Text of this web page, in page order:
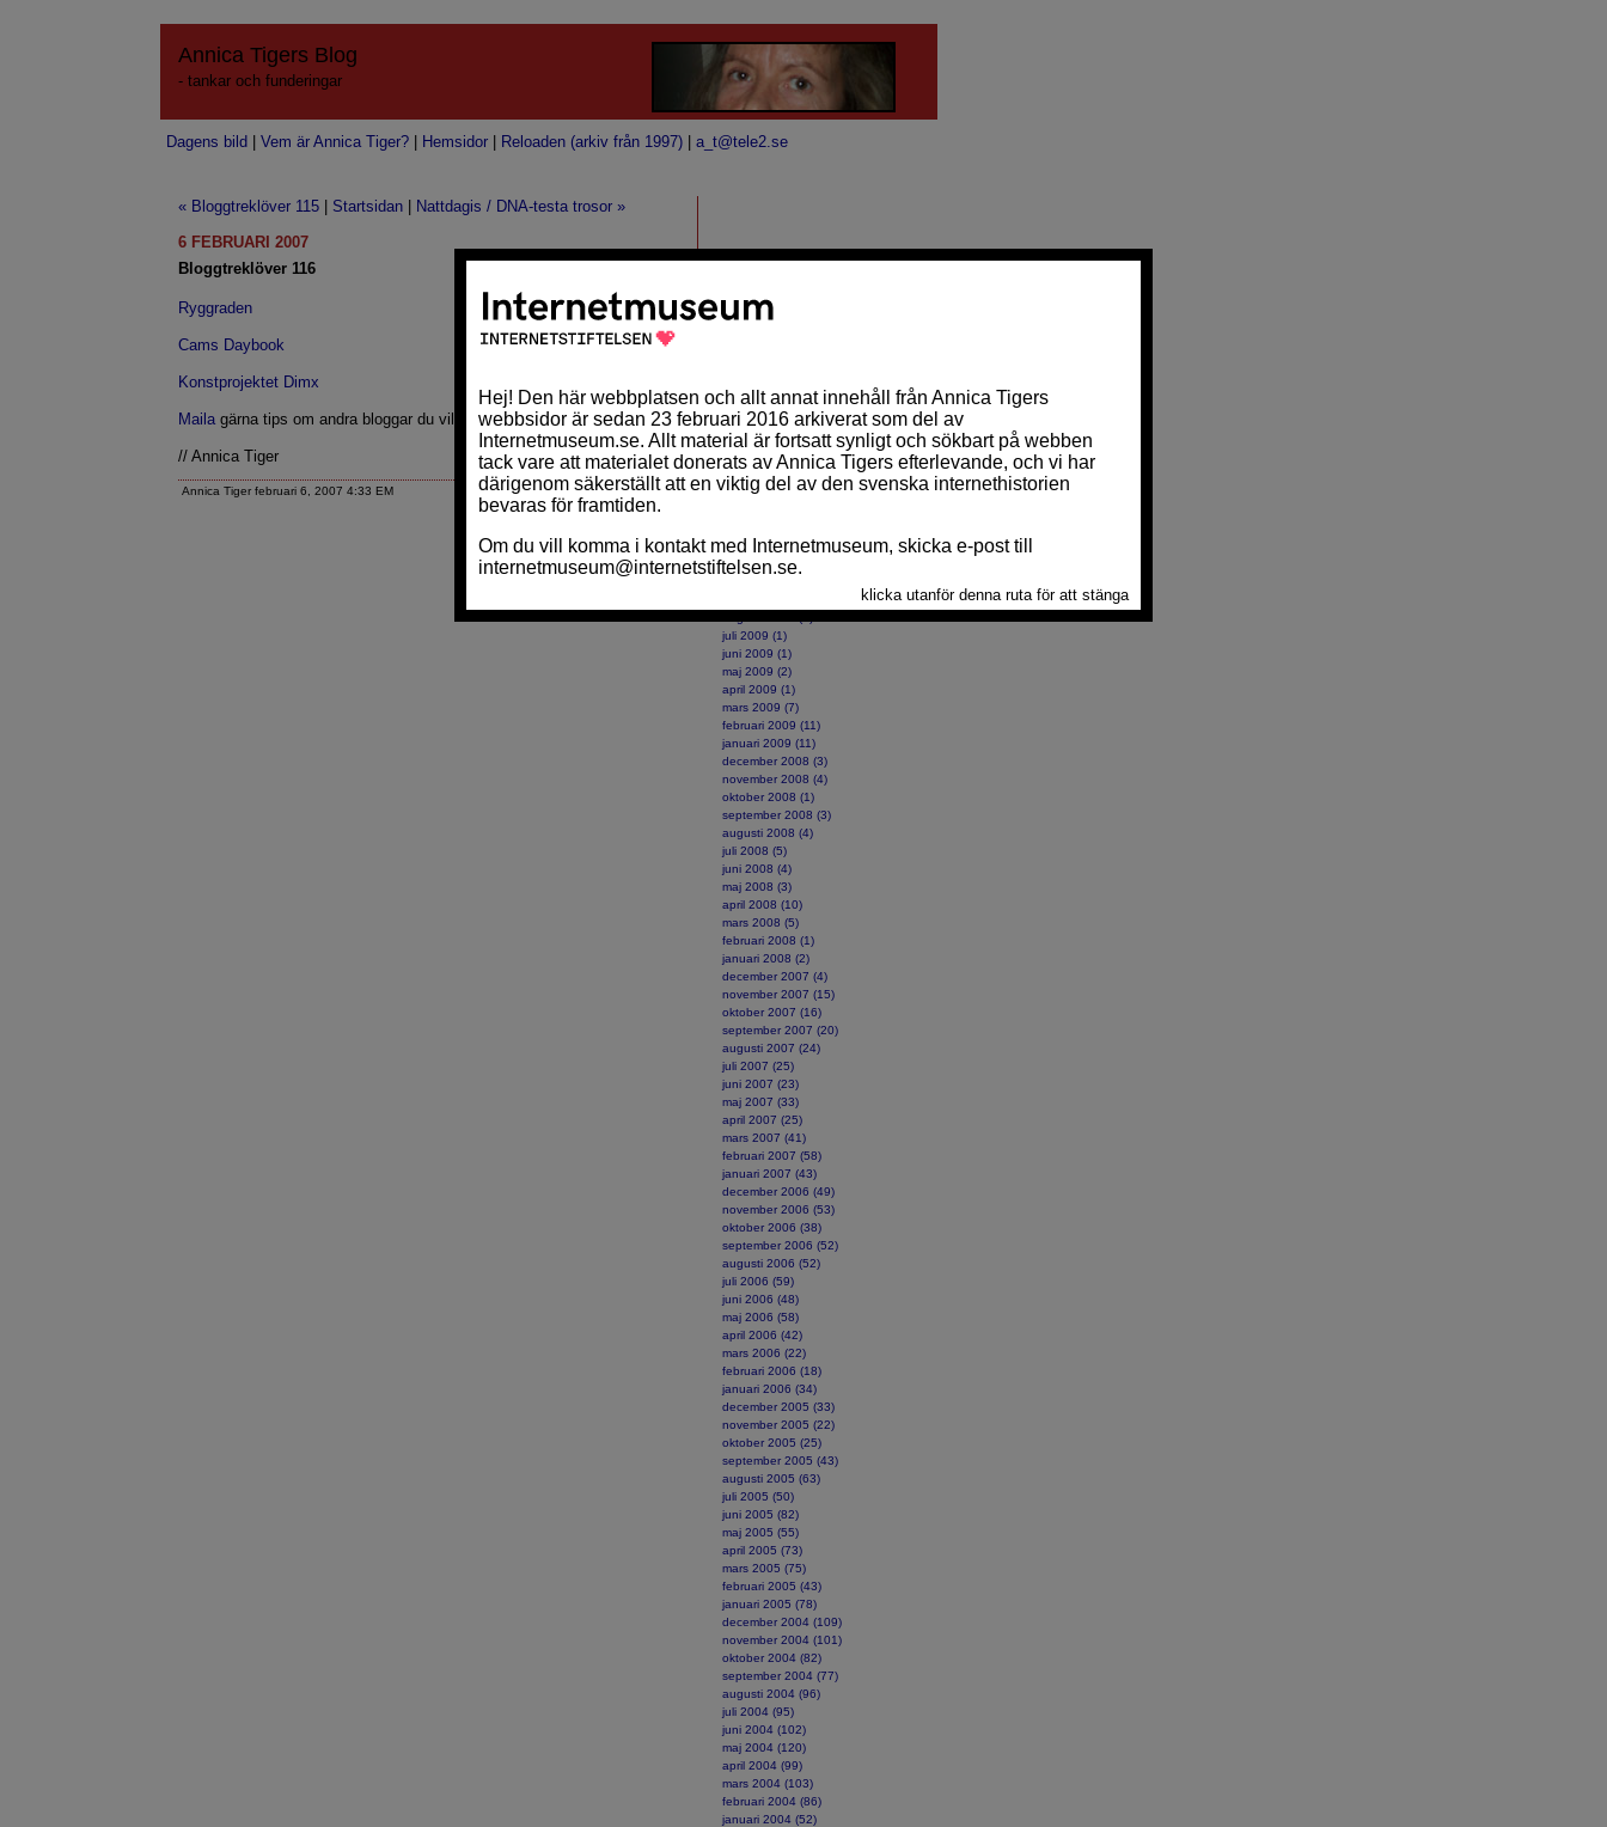
Annica Tigers Blog
- tankar och funderingar
Dagens bild |Vem är Annica Tiger? Hemsidor Reloaden (arkiv från 1997) |a_t@tele2.se
« Bloggtreklöver 115 Startsidan
Nattdagis / DNA-testa trosor »
6 FEBRUARI 2007
Bloggtreklöver 116
Ryggraden
Cams Daybook
Konstprojektet Dimx
Maila gärna tips om andra bloggar du vill se på denna lista.
// Annica Tiger
Annica Tiger februari 6, 2007 4:33 EM
september 2010 (10)
augusti 2010 (2)
juli 2010 (1)
maj 2010 (1)
april 2010 (5)
mars 2010 (11)
december 2009 (8)
november 2009 (5)
juli 2009 (1)
juni 2009 (1)
maj 2009 (2)
april 2009 (1)
mars 2009 (7)
februari 2009 (11)
januari 2009 (11)
december 2008 (3)
november 2008 (4)
oktober 2008 (1)
september 2008 (3)
augusti 2008 (4)
juli 2008 (5)
juni 2008 (4)
maj 2008 (3)
april 2008 (10)
mars 2008 (5)
februari 2008 (1)
januari 2008 (2)
december 2007 (4)
november 2007 (15)
oktober 2007 (16)
september 2007 (20)
augusti 2007 (24)
juli 2007 (25)
juni 2007 (23)
maj 2007 (33)
april 2007 (25)
mars 2007 (41)
februari 2007 (58)
januari 2007 (43)
december 2006 (49)
november 2006 (53)
oktober 2006 (38)
september 2006 (52)
augusti 2006 (52)
juli 2006 (59)
juni 2006 (48)
maj 2006 (58)
april 2006 (42)
mars 2006 (22)
februari 2006 (18)
januari 2006 (34)
december 2005 (33)
november 2005 (22)
oktober 2005 (25)
september 2005 (43)
augusti 2005 (63)
juli 2005 (50)
juni 2005 (82)
maj 2005 (55)
april 2005 (73)
mars 2005 (75)
februari 2005 (43)
januari 2005 (78)
december 2004 (109)
november 2004 (101)
oktober 2004 (82)
september 2004 (77)
augusti 2004 (96)
juli 2004 (95)
juni 2004 (102)
maj 2004 (120)
april 2004 (99)
mars 2004 (103)
februari 2004 (86)
januari 2004 (52)